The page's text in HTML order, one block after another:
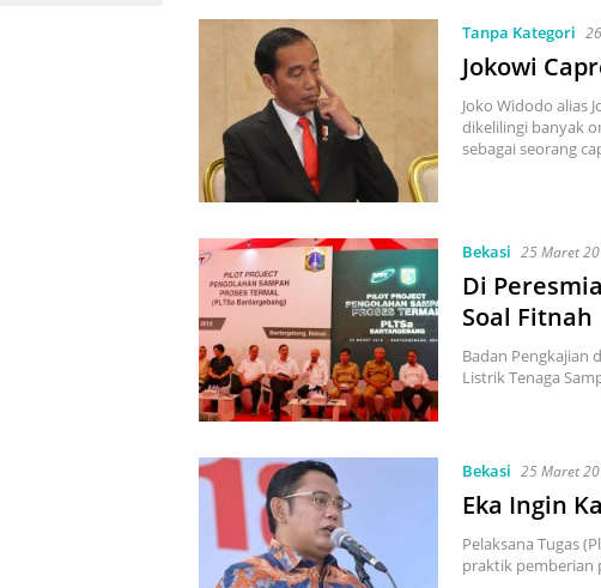
Tanpa Kategori
Jokowi
Joko Widodo alias
dikelilingi banyak
sebagai seorang
Bekasi 25 Maret
Di
Soal Fitnah
Badan Pengkajian
Listrik Tenaga
Bekasi 25 Maret
Eka Ingin
Pelaksana Tugas
praktik pemberian